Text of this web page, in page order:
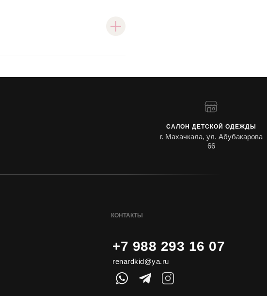
САЛОН ДЕТСКОЙ ОДЕЖДЫ
г. Махачкала, ул. Абубакарова
66
КОНТАКТЫ
+7 988 293 16 07
renardkid@ya.ru